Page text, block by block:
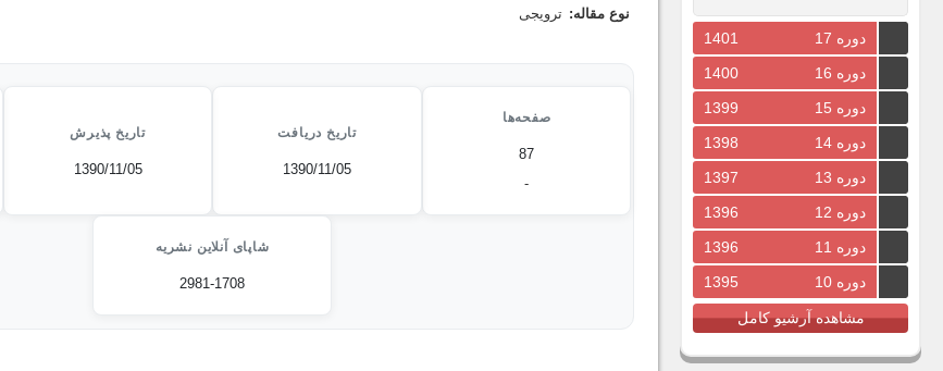
دوره 17
1401
دوره 16
1400
دوره 15
1399
دوره 14
1398
دوره 13
1397
دوره 12
1396
دوره 11
1396
دوره 10
1395
مشاهده آرشیو کامل
نوع مقاله: ترویجی
صفحه‌ها
87
-
تاریخ دریافت
1390/11/05
تاریخ پذیرش
1390/11/05
شاپای آنلاین نشریه
2981-1708